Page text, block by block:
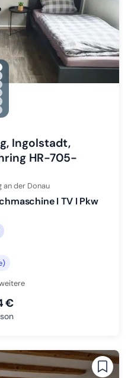
Zu Slide 1 wechseln
Zu Slide 2 wechseln
Slide 3 wechseln
Zu Slide 4 wechseln
Slide 5 wechseln
Slide 6 wechseln
Ingolstadt,
HR-705-
an der Donau
I TV I Pkw
€